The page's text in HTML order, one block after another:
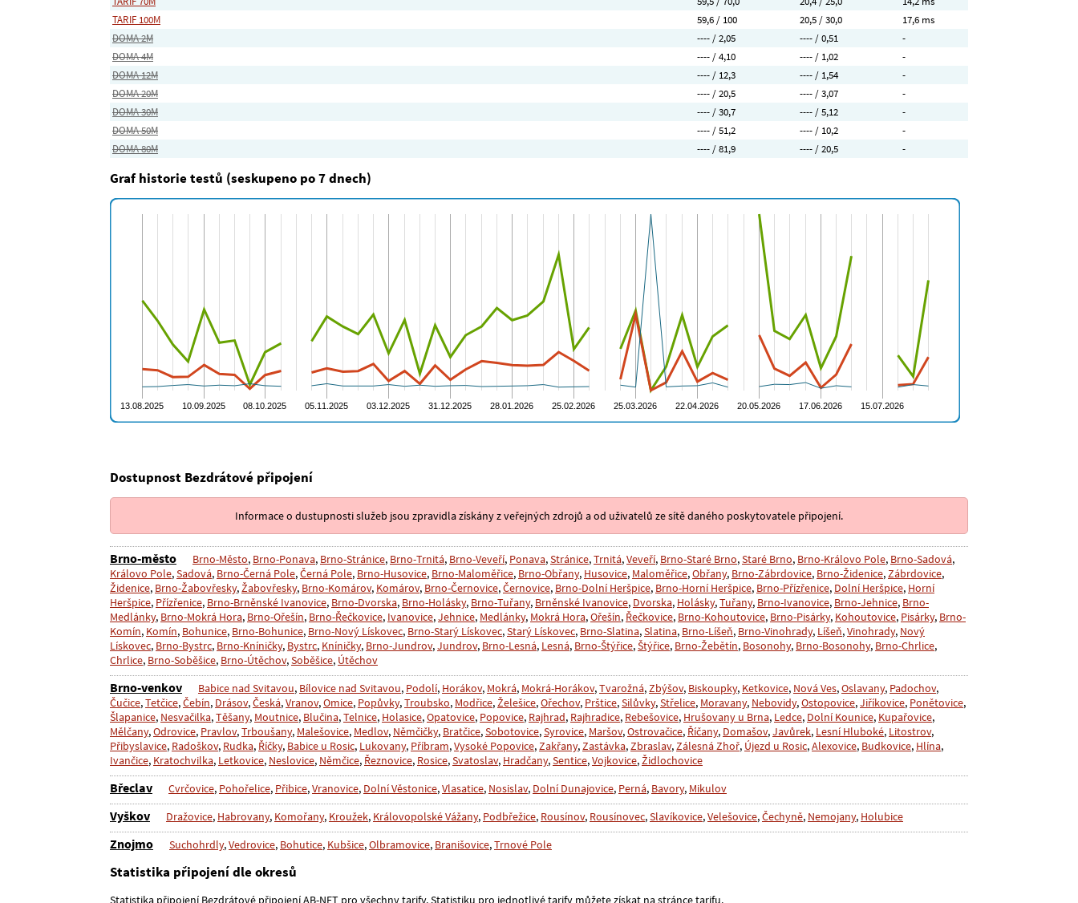
TARIF 100M
59,6 / 100 20,5 / 30,0
17,6 ms
DOMA 2M
---- / 2,05 ---- / 0,51
-
DOMA 4M
---- / 4,10 ---- / 1,02
-
DOMA 12M
---- / 12,3 ---- / 1,54
-
DOMA 20M
---- / 20,5 ---- / 3,07
-
DOMA 30M
---- / 30,7 ---- / 5,12
-
DOMA 50M
---- / 51,2 ---- / 10,2
-
DOMA 80M
---- / 81,9 ---- / 20,5 -
Graf historie testů (seskupeno po 7 dnech)
Dostupnost Bezdrátové připojení
Informace o dustupnosti služeb jsou zpravidla získány z veřejných zdrojů a od uživatelů ze sítě daného poskytovatele připojení.
Brno-město Brno-Město, Brno-Ponava, Brno-Stránice, Brno-Trnitá, Brno-Veveří, Ponava,Stránice,Trnitá,Veveří, Brno-Staré Brno,Staré Brno, Brno-Královo Pole, Brno-Sadová,
Královo Pole,Sadová, Brno-Černá Pole,Černá Pole, Brno-Husovice, Brno-Maloměřice, Brno-Obřany, Husovice, Maloměřice,Obřany, Brno-Zábrdovice, Brno-Židenice,Zábrdovice,
Židenice, Brno-Žabovřesky,Žabovřesky, Brno-Komárov, Komárov, Brno-Černovice,Černovice, Brno-Dolní Heršpice, Brno-Horní Heršpice, Brno-Přízřenice, Dolní Heršpice, Horní
Heršpice, Přízřenice, Brno-Brněnské Ivanovice, Brno-Dvorska, Brno-Holásky, Brno-Tuřany, Brněnské Ivanovice, Dvorska, Holásky,Tuřany, Brno-Ivanovice, Brno-Jehnice, Brno-
Medlánky, Brno-Mokrá Hora, Brno-Ořešín, Brno-Řečkovice, Ivanovice,Jehnice, Medlánky, Mokrá Hora,Ořešín, Řečkovice, Brno-Kohoutovice, Brno-Pisárky, Kohoutovice, Pisárky, Brno-
Komín, Komín, Bohunice, Brno-Bohunice, Brno-Nový Lískovec, Brno-Starý Lískovec,Starý Lískovec, Brno-Slatina,Slatina, Brno-Líšeň, Brno-Vinohrady, Líšeň,Vinohrady, Nový
Lískovec, Brno-Bystrc, Brno-Kníničky, Bystrc, Kníničky, Brno-Jundrov,Jundrov, Brno-Lesná, Lesná, Brno-Štýřice,Štýřice, Brno-Žebětín, Bosonohy, Brno-Bosonohy, Brno-Chrlice,
Chrlice, Brno-Soběšice, Brno-Útěchov,Soběšice, Útěchov
Brno-venkov Babice nad Svitavou, Bílovice nad Svitavou, Podolí, Horákov, Mokrá, Mokrá-Horákov,Tvarožná,Zbýšov, Biskoupky, Ketkovice, Nová Ves,Oslavany, Padochov,
Čučice,Tetčice,Čebín, Drásov,Česká,Vranov,Omice, Popůvky,Troubsko, Modřice,Želešice,Ořechov, Prštice,Silůvky,Střelice, Moravany, Nebovidy,Ostopovice,Jiříkovice, Ponětovice,
Šlapanice, Nesvačilka,Těšany, Moutnice, Blučina,Telnice, Holasice,Opatovice, Popovice, Rajhrad, Rajhradice, Rebešovice, Hrušovany u Brna, Ledce, Dolní Kounice, Kupařovice,
Mělčany,Odrovice, Pravlov,Trboušany, Malešovice, Medlov, Němčičky, Bratčice,Sobotovice,Syrovice, Maršov,Ostrovačice, Říčany, Domašov,Javůrek, Lesní Hluboké, Litostrov,
Přibyslavice, Radoškov, Rudka, Říčky, Babice u Rosic, Lukovany, Příbram,Vysoké Popovice,Zakřany,Zastávka,Zbraslav,Zálesná Zhoř, Újezd u Rosic,Alexovice, Budkovice, Hlína,
Ivančice, Kratochvilka, Letkovice, Neslovice, Němčice, Řeznovice, Rosice,Svatoslav, Hradčany,Sentice,Vojkovice,Židlochovice
Břeclav Cvrčovice, Pohořelice, Přibice,Vranovice, Dolní Věstonice,Vlasatice, Nosislav, Dolní Dunajovice, Perná, Bavory, Mikulov
Vyškov Dražovice, Habrovany, Komořany, Kroužek, Královopolské Vážany, Podbřežice, Rousínov, Rousínovec,Slavíkovice,Velešovice,Čechyně, Nemojany, Holubice
Znojmo Suchohrdly,Vedrovice, Bohutice, Kubšice,Olbramovice, Branišovice,Trnové Pole
Statistika připojení dle okresů
Statistika připojení Bezdrátové připojení AB-NET pro všechny tarify. Statistiku pro jednotlivé tarify můžete získat na stránce tarifu.